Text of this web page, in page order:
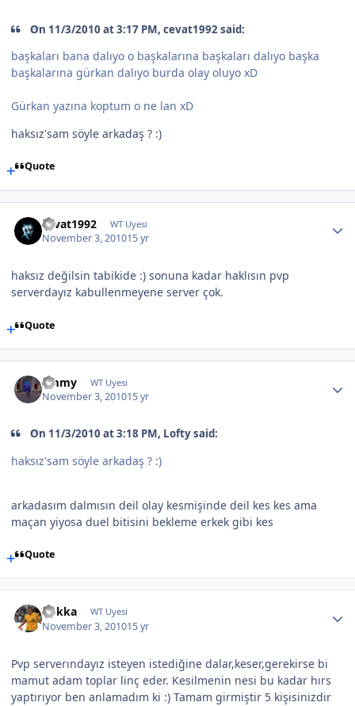
On 11/3/2010 at 3:17 PM, cevat1992 said:
başkaları bana dalıyo o başkalarına başkaları dalıyo başka
başkalarına gürkan dalıyo burda olay oluyo xD
Gürkan yazına koptum o ne lan xD
haksız'sam söyle arkadaş ? :)
Quote
cevat1992 WT Uyesi
November 3, 201015 yr
haksız değilsin tabikide :) sonuna kadar haklısın pvp
serverdayız kabullenmeyene server çok.
Quote
emmy WT Uyesi
November 3, 201015 yr
On 11/3/2010 at 3:18 PM, Lofty said:
haksız'sam söyle arkadaş ? :)
arkadasım dalmısın deil olay kesmişinde deil kes kes ama
maçan yiyosa duel bitisini bekleme erkek gibi kes
Quote
Rokka WT Uyesi
November 3, 201015 yr
Pvp serverındayız isteyen istediğine dalar,keser,gerekirse bi
mamut adam toplar linç eder. Kesilmenin nesi bu kadar hırs
yaptırıyor ben anlamadım ki :) Tamam girmiştir 5 kişisinizdir